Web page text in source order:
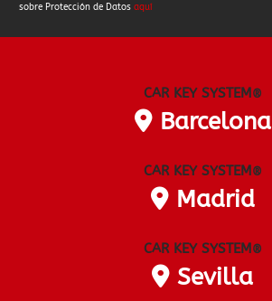
sobre Protección de Datos aquí
CAR KEY SYSTEM®
Barcelona
CAR KEY SYSTEM®
Madrid
CAR KEY SYSTEM®
Sevilla